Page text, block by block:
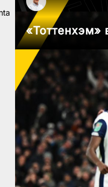
«Тоттенхэм»